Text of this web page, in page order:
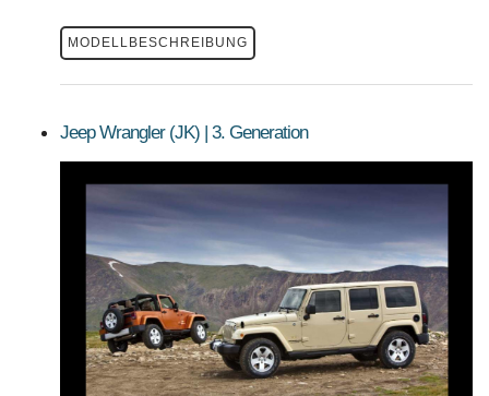
MODELLBESCHREIBUNG
Jeep Wrangler (JK) | 3. Generation